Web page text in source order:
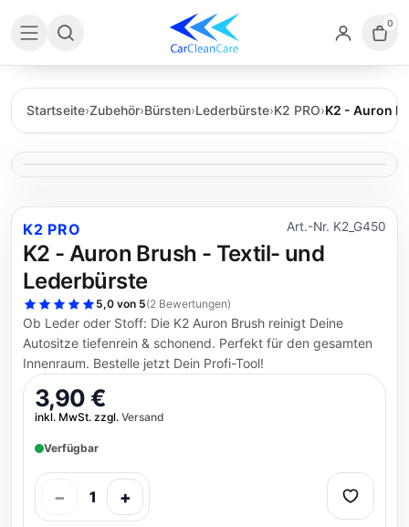
0
Startseite›Zubehör›Bürsten›Lederbürste›K2 PRO›K2 - Auron
K2 PRO Art.-Nr. K2_G450
K2 - Auron Brush - Textil- und
Lederbürste
5,0 von 5(2 Bewertungen)
Ob Leder oder Stoff: Die K2 Auron Brush reinigt Deine
Autositze tiefenrein & schonend. Perfekt für den gesamten
Innenraum. Bestelle jetzt Dein Profi-Tool!
3,90 €
inkl. MwSt. zzgl. Versand
Verfügbar
− 1 +